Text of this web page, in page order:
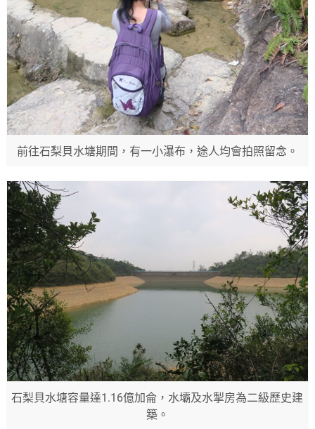
前往石梨貝水塘期間，有一小瀑布，途人均會拍照留念。
石梨貝水塘容量達1.16億加侖，水壩及水掣房為二級歷史建
築。